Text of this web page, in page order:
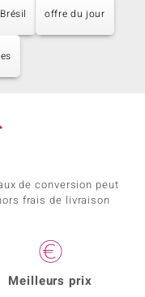
offre du jour
de conversion peut
frais de livraison
Meilleurs prix